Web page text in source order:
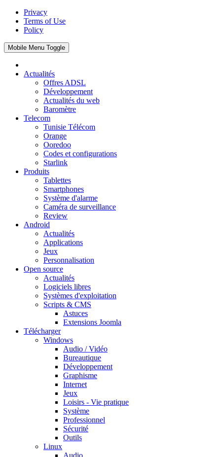
Privacy
Terms of Use
Policy
Mobile Menu Toggle
Actualités
Offres ADSL
Développement
Actualités du web
Baromètre
Telecom
Tunisie Télécom
Orange
Ooredoo
Codes et configurations
Starlink
Produits
Tablettes
Smartphones
Système d'alarme
Caméra de surveillance
Review
Android
Actualités
Applications
Jeux
Personnalisation
Open source
Actualités
Logiciels libres
Systèmes d'exploitation
Scripts & CMS
Astuces
Extensions Joomla
Télécharger
Windows
Audio / Vidéo
Bureautique
Développement
Graphisme
Internet
Jeux
Loisirs - Vie pratique
Système
Professionnel
Sécurité
Outils
Linux
Audio